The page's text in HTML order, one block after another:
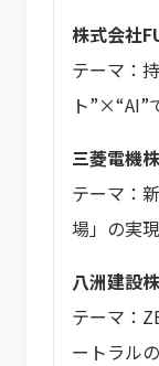
株式会社
テーマ：
ト”×“AI”
三菱電機
テーマ：
場」の実現
八洲建設
テーマ：
ートラル